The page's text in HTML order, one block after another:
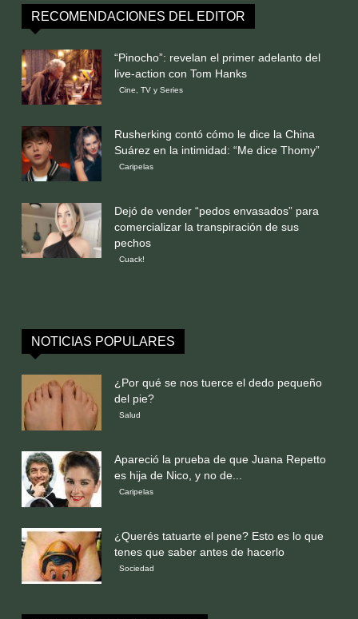
RECOMENDACIONES DEL EDITOR
“Pinocho”: revelan el primer adelanto del
live-action con Tom Hanks
Cine, TV y Series
Rusherking contó cómo le dice la China
Suárez en la intimidad: “Me dice Thomy”
Caripelas
Dejó de vender “pedos envasados” para
comercializar la transpiración de sus
pechos
Cuack!
NOTICIAS POPULARES
¿Por qué se nos tuerce el dedo pequeño
del pie?
Salud
Apareció la prueba de que Juana Repetto
es hija de Nico, y no de...
Caripelas
¿Querés tatuarte el pene? Esto es lo que
tenes que saber antes de hacerlo
Sociedad